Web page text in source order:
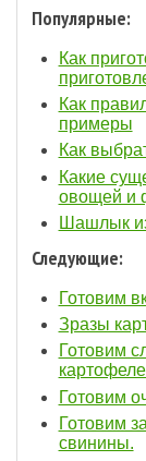
Популярные:
Как
Как
примеры
Как
Какие
овощей и
Шашлык
Следующие:
Готовим
Зразы
Готовим
Готовим
Готовим
свинины.